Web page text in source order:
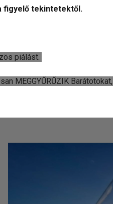
figyelő tekintetektől.
piálást.
MEGGYŰRŰZIK